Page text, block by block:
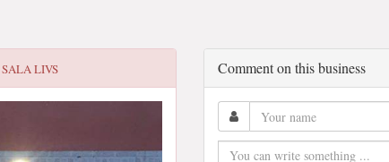
SALA LIVS Comment on this business